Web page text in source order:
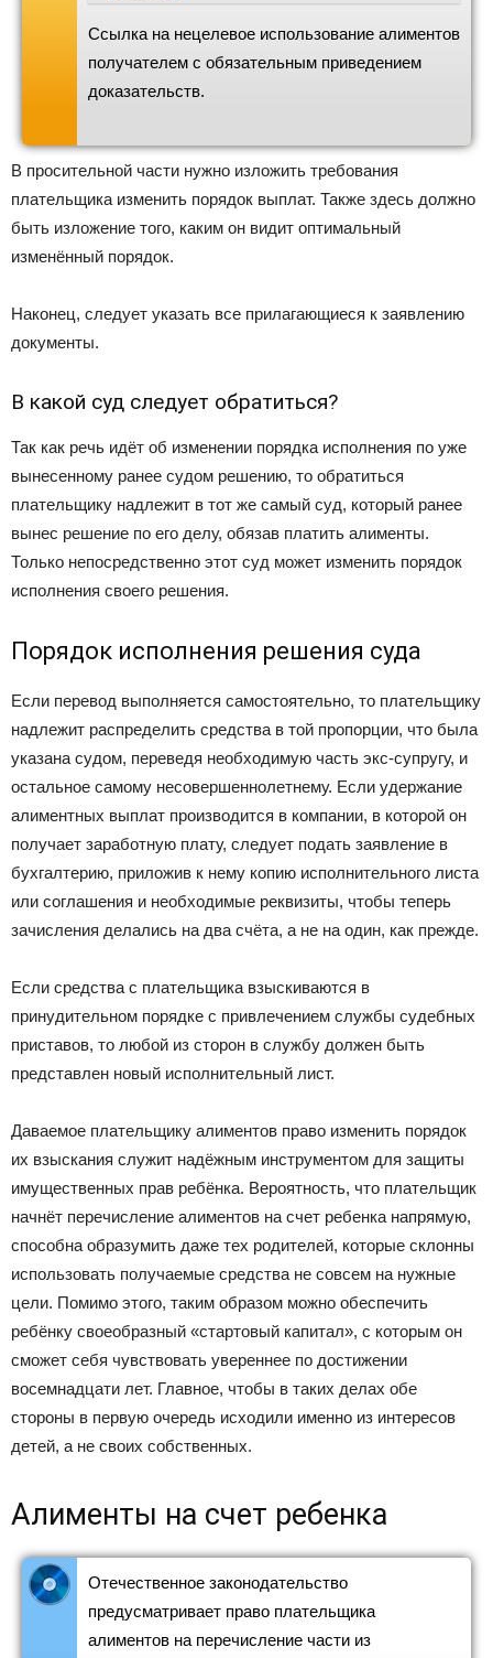
Ссылка на нецелевое использование алиментов
получателем с обязательным приведением
доказательств.
В просительной части нужно изложить требования
плательщика изменить порядок выплат. Также здесь должно
быть изложение того, каким он видит оптимальный
изменённый порядок.
Наконец, следует указать все прилагающиеся к заявлению
документы.
В какой суд следует обратиться?
Так как речь идёт об изменении порядка исполнения по уже
вынесенному ранее судом решению, то обратиться
плательщику надлежит в тот же самый суд, который ранее
вынес решение по его делу, обязав платить алименты.
Только непосредственно этот суд может изменить порядок
исполнения своего решения.
Порядок исполнения решения суда
Если перевод выполняется самостоятельно, то плательщику
надлежит распределить средства в той пропорции, что была
указана судом, переведя необходимую часть экс-супругу, и
остальное самому несовершеннолетнему. Если удержание
алиментных выплат производится в компании, в которой он
получает заработную плату, следует подать заявление в
бухгалтерию, приложив к нему копию исполнительного листа
или соглашения и необходимые реквизиты, чтобы теперь
зачисления делались на два счёта, а не на один, как прежде.
Если средства с плательщика взыскиваются в
принудительном порядке с привлечением службы судебных
приставов, то любой из сторон в службу должен быть
представлен новый исполнительный лист.
Даваемое плательщику алиментов право изменить порядок
их взыскания служит надёжным инструментом для защиты
имущественных прав ребёнка. Вероятность, что плательщик
начнёт перечисление алиментов на счет ребенка напрямую,
способна образумить даже тех родителей, которые склонны
использовать получаемые средства не совсем на нужные
цели. Помимо этого, таким образом можно обеспечить
ребёнку своеобразный «стартовый капитал», с которым он
сможет себя чувствовать увереннее по достижении
восемнадцати лет. Главное, чтобы в таких делах обе
стороны в первую очередь исходили именно из интересов
детей, а не своих собственных.
Алименты на счет ребенка
Отечественное законодательство
предусматривает право плательщика
алиментов на перечисление части из